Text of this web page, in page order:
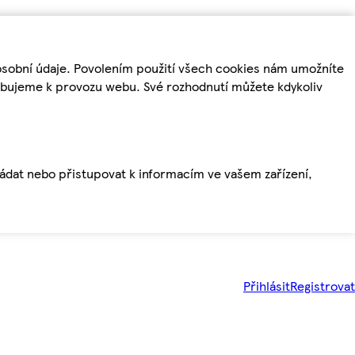
údaje. Povolením použití všech cookies nám umožníte
k provozu webu. Své rozhodnutí můžete kdykoliv
nebo přistupovat k informacím ve vašem zařízení,
PřihlásitRegistrovat